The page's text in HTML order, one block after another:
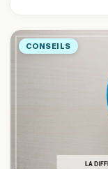
CONSEILS